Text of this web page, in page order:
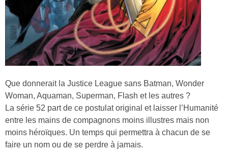
Que donnerait la Justice League sans Batman, Wonder
Woman, Aquaman, Superman, Flash et les autres ?
La série 52 part de ce postulat original et laisser l’Humanité
entre les mains de compagnons moins illustres mais non
moins héroïques. Un temps qui permettra à chacun de se
faire un nom ou de se perdre à jamais.